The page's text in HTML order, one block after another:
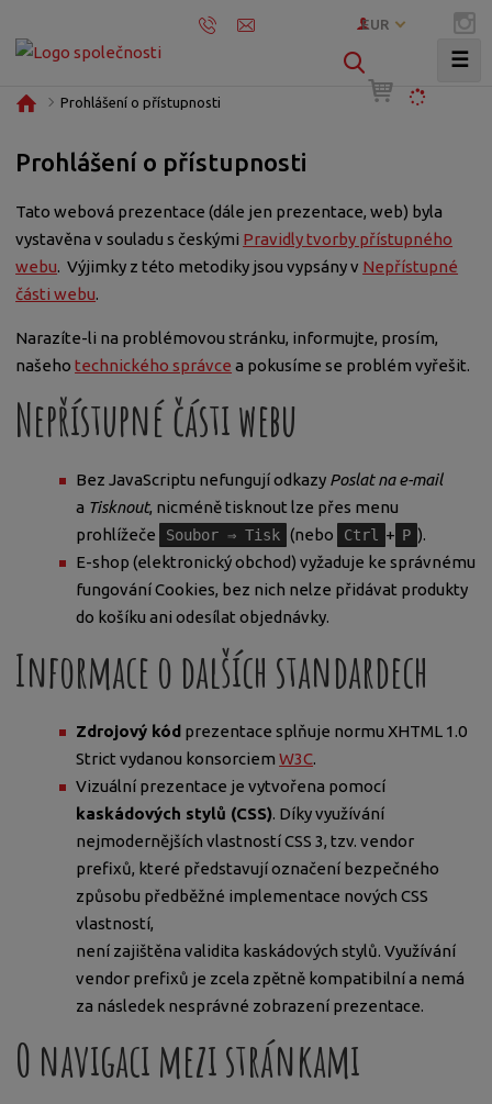
EUR
y
a
t
☰
d
í
s
t
r
n
a
Prohlášení o přístupnosti
Prohlášení o přístupnosti
Tato webová prezentace (dále jen prezentace, web) byla
vystavěna v souladu s českými Pravidly tvorby přístupného
webu. Výjimky z této metodiky jsou vypsány v Nepřístupné
části webu.
Narazíte-li na problémovou stránku, informujte, prosím,
našehotechnického správce a pokusíme se problém vyřešit.
Nepřístupné části webu
Bez JavaScriptu nefungují odkazy Poslat na e-mail
a Tisknout, nicméně tisknout lze přes menu
prohlížeče
Soubor ⇒ Tisk (nebo Ctrl + P ).
E-shop (elektronický obchod) vyžaduje ke správnému
fungování Cookies, bez nich nelze přidávat produkty
do košíku ani odesílat objednávky.
Informace o dalších standardech
Zdrojový kód prezentace splňuje normu XHTML 1.0
Strict vydanou konsorciemW3C.
Vizuální prezentace je vytvořena pomocí
kaskádových stylů (CSS). Díky využívání
nejmodernějších vlastností CSS 3, tzv. vendor
prefixů, které představují označení bezpečného
způsobu předběžné implementace nových CSS
vlastností,
není zajištěna validita kaskádových stylů. Využívání
vendor prefixů je zcela zpětně kompatibilní a nemá
za následek nesprávné zobrazení prezentace.
O navigaci mezi stránkami